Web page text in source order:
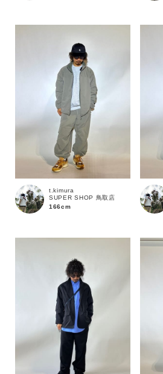
商品タイプ
通常商品
セール価格
在庫
在庫あり
t.kimura
SUPER SHOP 鳥取店
166cm